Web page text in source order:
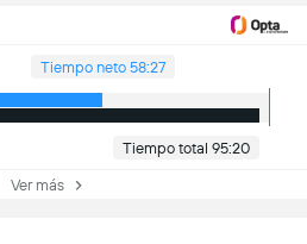
Tiempo neto 58:27
Tiempo total 95:20
Ver más